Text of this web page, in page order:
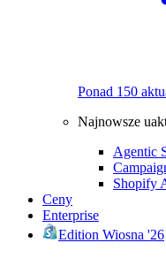
Ponad 150
Najnowsze
Agentic
Shopify
Ceny
Enterprise
Edition Wiosna '26